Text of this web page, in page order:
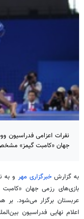
نفرات اعزامی
جهان «کامبت گیمز»
به گزارشخبرگزاری مهر و به
عربستان برگزار می‌شود.